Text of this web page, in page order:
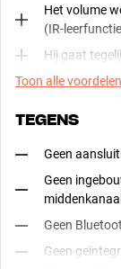
Het volume
(IR-
Hij gaat
Toon alle voordelen
TEGENS
Geen
Geen
middenkanaal
Geen
Geen